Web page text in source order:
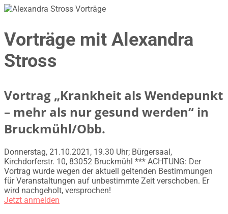
Vorträge mit Alexandra
Stross
Vortrag „Krankheit als Wendepunkt
– mehr als nur gesund werden“ in
Bruckmühl/Obb.
Donnerstag, 21.10.2021, 19.30 Uhr; Bürgersaal,
Kirchdorferstr. 10, 83052 Bruckmühl *** ACHTUNG: Der
Vortrag wurde wegen der aktuell geltenden Bestimmungen
für Veranstaltungen auf unbestimmte Zeit verschoben. Er
wird nachgeholt, versprochen!
Jetzt anmelden